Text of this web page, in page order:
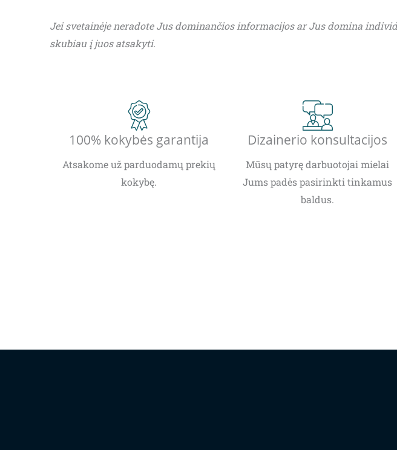
Jei svetainėje neradote Jus dominančios informacijos ar Jus domina
skubiau į juos atsakyti.
100% kokybės garantija
Atsakome už parduodamų prekių
kokybę.
Dizainerio konsultacijos
Mūsų patyrę darbuotojai mielai
Jums padės pasirinkti tinkamus
baldus.